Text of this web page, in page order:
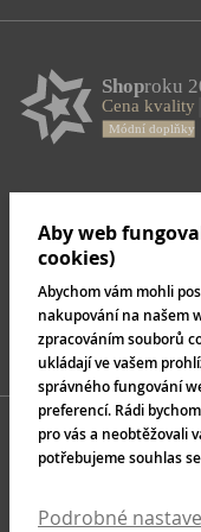
Aby web
cookies)
Abychom vám mohli
nakupování na našem
zpracováním souborů
ukládají ve vašem
správného fungování
preferencí. Rádi
pro vás a neobtěžovali
potřebujeme souhlas
Podrobné